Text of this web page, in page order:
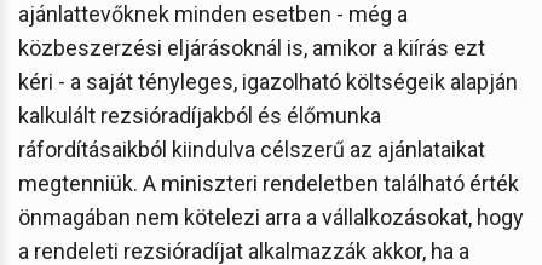
ajánlattevőknek minden esetben - még a
közbeszerzési eljárásoknál is, amikor a kiírás ezt
kéri - a saját tényleges, igazolható költségeik alapján
kalkulált rezsióradíjakból és élőmunka
ráfordításaikból kiindulva célszerű az ajánlataikat
megtenniük. A miniszteri rendeletben található érték
önmagában nem kötelezi arra a vállalkozásokat, hogy
a rendeleti rezsióradíjat alkalmazzák akkor, ha a